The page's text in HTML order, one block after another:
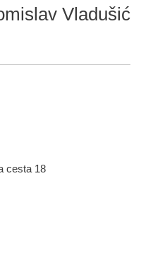
Vladušić
cesta 18